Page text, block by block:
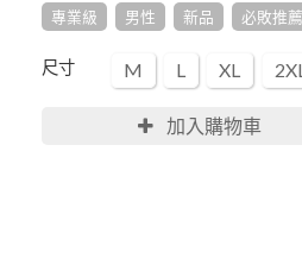
專業級
男性 新品 必敗推薦
尺寸 M L XL
加入購物車